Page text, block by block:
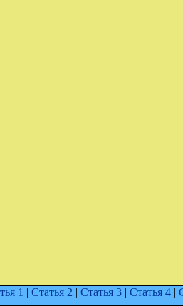
1 | Статья 2 | Статья 3 | Статья 4 |